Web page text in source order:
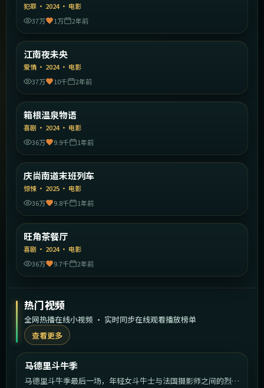
犯罪 · 2024· 电影
37万
1万 2年前
精选
江南夜未央
爱情 · 2024· 电影
37万
10千 2年前
精选
箱根温泉物语
喜剧 · 2024· 电影
36万
9.9千 1年前
精选
庆尚南道末班列车
惊悚 · 2025 · 电影
36万
9.8千 1年前
精选
旺角茶餐厅
喜剧 · 2024· 电影
36万
9.7千 2年前
热门视频
全网热播在线小视频 · 实时同步在线观看播放榜单
查看更多
热门
马德里斗牛季
马德里斗牛季最后一场，年轻女斗牛士与法国摄影师之间的烈日